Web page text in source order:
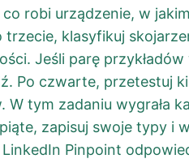
robi urządzenie, w
klasyfikuj
Jeśli parę
Po czwarte, przetestuj
tym zadaniu wygrała
zapisuj swoje typy i
Pinpoint